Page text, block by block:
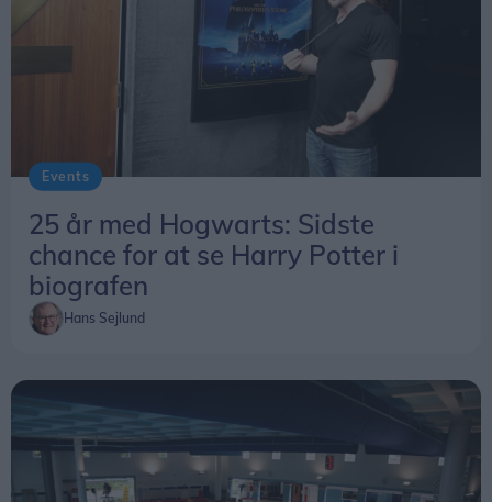
Events
25 år med Hogwarts: Sidste
chance for at se Harry Potter i
biografen
Hans Sejlund